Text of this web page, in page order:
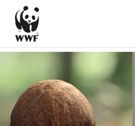
contenu
principal